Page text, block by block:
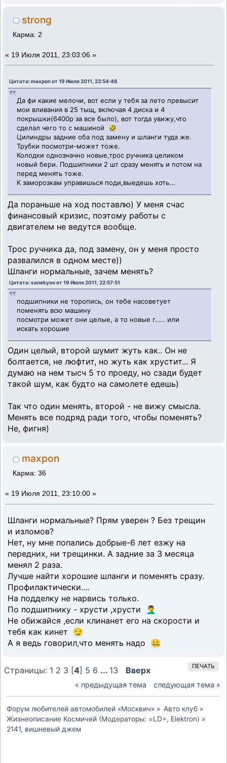
strong
Карма: 2
« 19 Июля 2011, 23:03:06 »
Цитата: maxpon от 19 Июля 2011, 22:54:46
Да фи какие мелочи, вот если у тебя за лето превысит
мои вливания в 25 тыщ, включая 4 диска и 4
покрышки(6400р за все было), вот тогда увижу,что
сделал чего то с машиной 🤣
Цилиндры задние оба под замену и шланги туда же.
Трубки посмотри-может тоже.
Колодки однозначно новые,трос ручника целиком
новый бери. Подшипники 2 шт сразу менять и потом на
перед менять тоже.
К заморозкам управишься поди,выедешь хоть...
Да пораньше на ход поставлю) У меня счас
финансовый кризис, поэтому работы с
двигателем не ведутся вообще.
Трос ручника да, под замену, он у меня просто
развалился в одном месте))
Шланги нормальные, зачем менять?
Цитата: sanekyoo от 19 Июля 2011, 22:57:51
подшипники не торопись, он тебе насоветует
поменять всю машину
посмотри может они целые, а то новые г..... или
искать хорошие
Один целый, второй шумит жуть как.. Он не
болтается, не люфтит, но жуть как хрустит... Я
думаю на нем тысч 5 то проеду, но сзади будет
такой шум, как будто на самолете едешь)
Так что один менять, второй - не вижу смысла.
Менять все подряд ради того, чтобы поменять?
Не, фигня)
maxpon
Карма: 36
« 19 Июля 2011, 23:10:00 »
Шланги нормальные? Прям уверен ? Без трещин
и изломов?
Нет, ну мне попались добрые-6 лет езжу на
передних, ни трещинки. А задние за 3 месяца
менял 2 раза.
Лучше найти хорошие шланги и поменять сразу.
Профилактически....
На подделку не нарвись только.
По подшипнику - хрусти ,хрусти 🤦‍♂️
Не обижайся ,если клинанет его на скорости и
тебя как кинет 😏
А я ведь говорил,что менять надо 🤐
ПЕЧАТЬ
Страницы: 1 2 3 [4] 5 6 ... 13 Вверх
« предыдущая тема следующая тема »
Форум любителей автомобилей «Москвич» » Авто клуб»
Жизнеописание Космичей (Модераторы: =LD=, Elektron) »
2141, вишневый джем